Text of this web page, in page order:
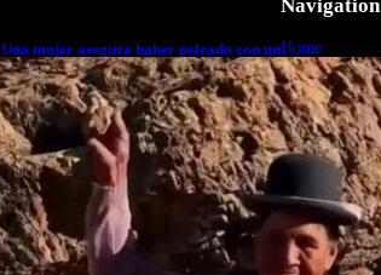
Una mujer asegura haber peleado con un
extraterrestre cuerpo a cuerpo
Navigation
Home
Business
Lifestyle
Magazine
Photography
Travel
Technology